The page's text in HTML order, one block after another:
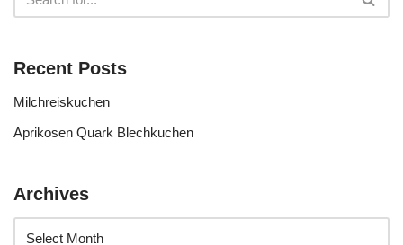
Recent Posts
Milchreiskuchen
Aprikosen Quark Blechkuchen
Archives